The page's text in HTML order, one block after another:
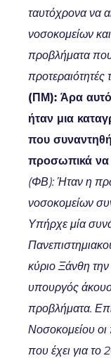
ταυτόχρονα να
νοσοκομείων
προβλήματα που
προτεραιότητές
(ΠΜ): Άρα αυτό
ήταν μια
που
προσωπικά να
(ΦΒ): Ήταν η
νοσοκομείων
Υπήρχε μία
κύριο Ξάνθη
υπουργός
προβλήματα.
Νοσοκομείου οι
που έχει για το